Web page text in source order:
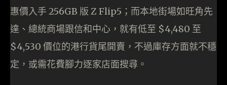
惠價入手 256GB 版 Z Flip5；而本地街場如旺角先
達、總統商場跟信和中心，就有低至 $4,480 至
$4,530 價位的港行貨尾開賣，不過庫存方面就不穩
定，或需花費腳力逐家店面搜尋。